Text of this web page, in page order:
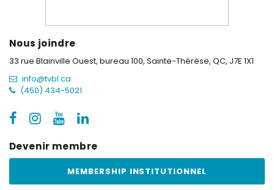
Nous joindre
33 rue Blainville Ouest, bureau 100, Sainte-Thérèse, QC, J7E 1X1
info@tvbl.ca
(450) 434-5021
Devenir membre
MEMBERSHIP INSTITUTIONNEL